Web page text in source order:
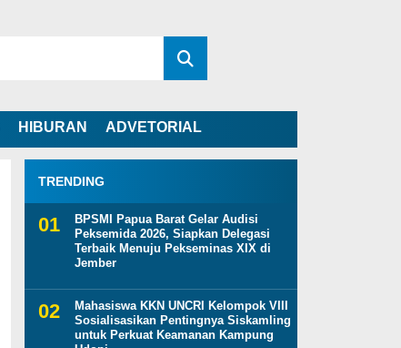
HIBURAN ADVETORIAL
TRENDING
BPSMI Papua Barat Gelar Audisi
Peksemida 2026, Siapkan Delegasi
Terbaik Menuju Pekseminas XIX di
Jember
Mahasiswa KKN UNCRI Kelompok VIII
Sosialisasikan Pentingnya Siskamling
untuk Perkuat Keamanan Kampung